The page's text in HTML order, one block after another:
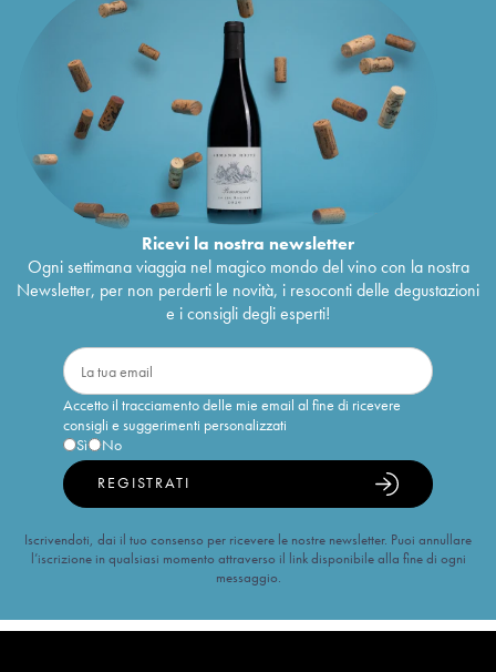
Ricevi la nostra newsletter
Ogni settimana viaggia nel magico mondo del vino con la nostra
Newsletter, per non perderti le novità, i resoconti delle degustazioni
e i consigli degli esperti!
Accetto il tracciamento delle mie email al fine di ricevere
consigli e suggerimenti personalizzati
Sì
No
REGISTRATI
Iscrivendoti, dai il tuo consenso per ricevere le nostre newsletter. Puoi annullare
l’iscrizione in qualsiasi momento attraverso il link disponibile alla fine di ogni
messaggio.